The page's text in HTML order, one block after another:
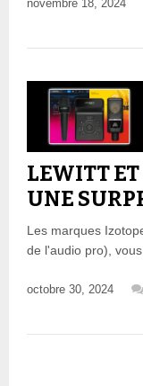
novembre 18, 2024
LEWITT ET
UNE
Les marques
de l'audio pro),
octobre 30, 2024